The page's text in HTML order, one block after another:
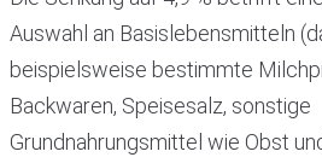
Auswahl an Basislebensmitteln
beispielsweise bestimmte
Backwaren, Speisesalz, sonstige
Grundnahrungsmittel wie Obst